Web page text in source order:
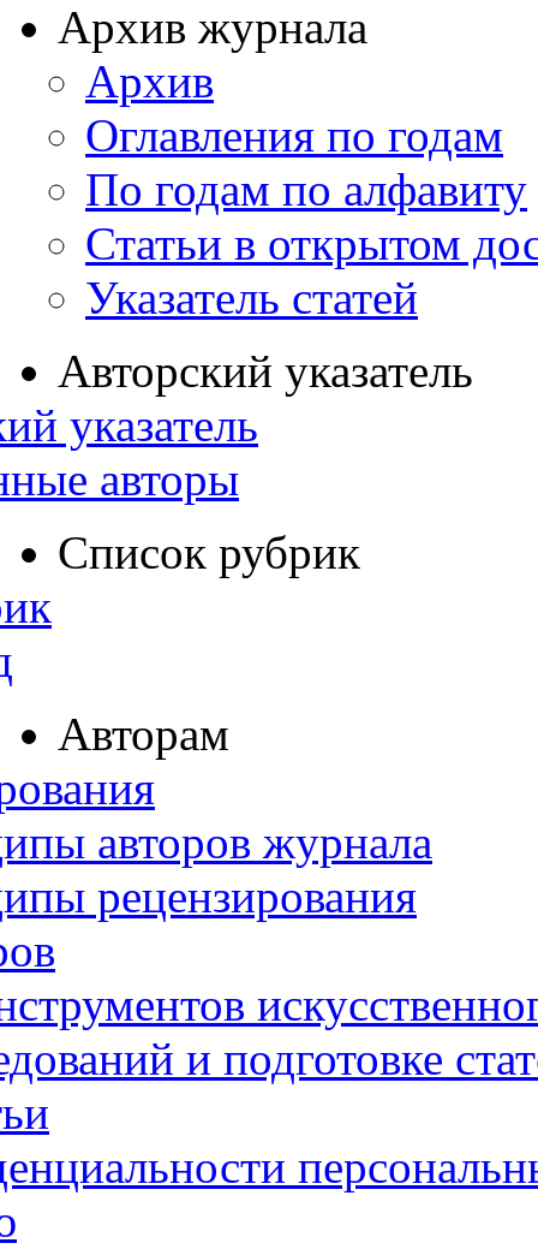
Архив журнала
Архив
Оглавления по годам
По годам по алфавиту
Статьи в открытом
Указатель статей
Авторский указатель
указатель
авторы
Список рубрик
Авторам
авторов журнала
рецензирования
и подготовке